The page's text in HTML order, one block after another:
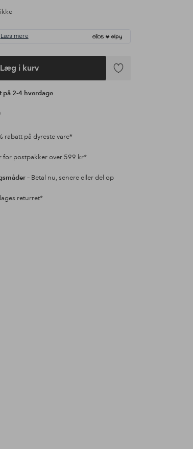
Læs mere
Læg i kurv
Tilføj
på 2-4 hverdage
rabatt på dyreste vare*
for postpakker over 599 kr*
– Betal nu, senere eller del op
returret*